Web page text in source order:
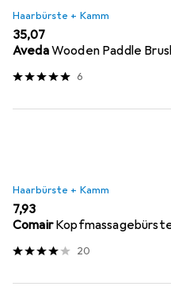
Haarbürste + Kamm
EUR
35,07
AvedaWooden Paddle
6
Haarbürste + Kamm
EUR
7,93
Comair
20